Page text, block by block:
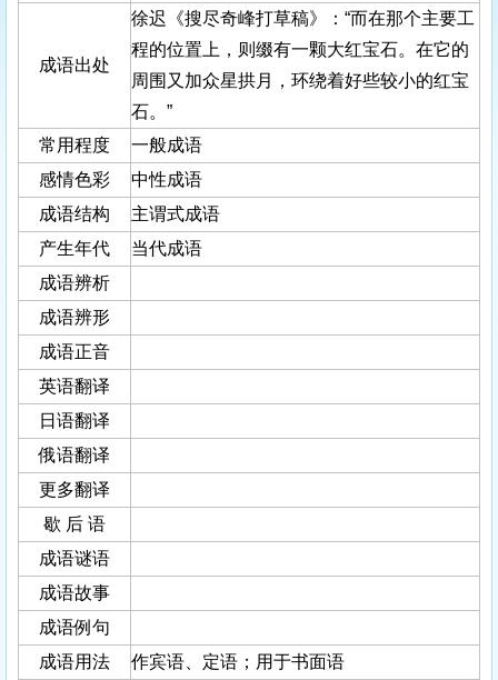
成语出处
徐迟《搜尽奇峰打草稿》：“而在那个主要工
程的位置上，则缀有一颗大红宝石。在它的
周围又加众星拱月，环绕着好些较小的红宝
石。”
常用程度
一般成语
感情色彩
中性成语
成语结构
主谓式成语
产生年代
当代成语
成语辨析
成语辨形
成语正音
英语翻译
日语翻译
俄语翻译
更多翻译
歇 后 语
成语谜语
成语故事
成语例句
成语用法
作宾语、定语；用于书面语